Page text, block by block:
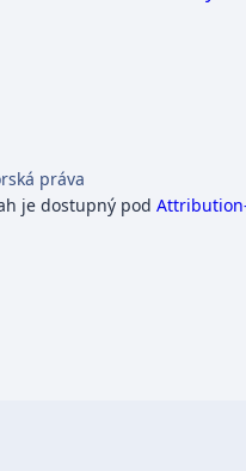
práva
je dostupný pod